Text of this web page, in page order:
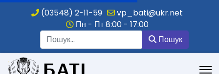
(03548) 2-11-59
vp_bati@ukr.net
Пн - Пт 8:00 - 17:00
Пошук
.
електротехніка